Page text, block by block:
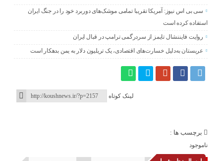
سی بی اس نیوز: آمریکا تقریبا تمامی موشک‌های دوربرد خود را در جنگ ایران
استفاده کرده است
روایت فایننشال تایمز از سردرگمی ترامپ در قبال ایران
عربستان به‌دلیل خسارت‌های اقتصادی، یک تریلیون دلار به یمن بدهکار است
لینک کوتاه
برچسب ها :
ناموجود